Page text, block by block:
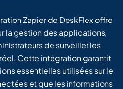
Zapier de DeskFlex offre
la gestion des applications,
de surveiller les
Cette intégration garantit
essentielles utilisées sur le
et que les informations